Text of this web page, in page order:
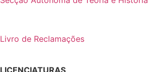
Livro de Reclamações